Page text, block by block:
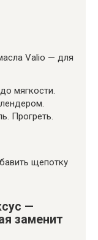
Valio — для
мягкости.
Прогреть.
щепотку
—
заменит